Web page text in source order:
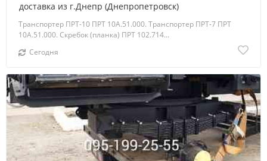
доставка из г.Днепр (Днепропетровск)
Транспортер ПРТ-10 ПРТ 10А.51.000. Транспортер ПРТ-7 ПРТ
10А.51.000. Скребок (планка) ПРТ 102.714...
Сегодня